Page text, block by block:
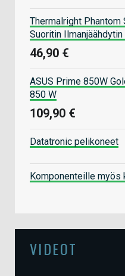
Thermalright Phantom
Suoritin
46,90 €
ASUS Prime 850W
850 W
109,90 €
Datatronic pelikoneet
Komponenteille myös
VIDEOT